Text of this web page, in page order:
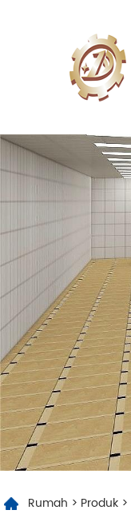
Rumah > Produk >